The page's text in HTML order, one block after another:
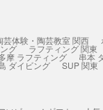
芸体験・陶芸教室 関西
グ ラフティング 関東
摩 ラフティング 串本
ダイビング SUP 関東